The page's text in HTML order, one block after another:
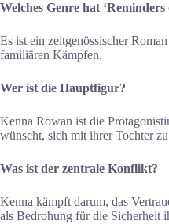
Welches Genre hat ‘Reminders
Es ist ein zeitgenössischer
familiären Kämpfen.
Wer ist die Hauptfigur?
Kenna Rowan ist die
wünscht, sich mit ihrer Tochter
Was ist der zentrale Konflikt?
Kenna kämpft darum, das
als Bedrohung für die Sicherheit